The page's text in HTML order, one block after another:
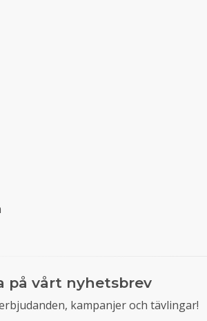
på vårt nyhetsbrev
kampanjer och tävlingar!